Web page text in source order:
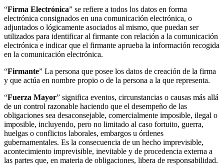
“Firma Electrónica” se refiere a todos los datos en forma
electrónica consignados en una comunicación electrónica, o
adjuntados o lógicamente asociados al mismo, que puedan ser
utilizados para identificar al firmante con relación a la comunicación
electrónica e indicar que el firmante aprueba la información recogida
en la comunicación electrónica.
“Firmante” La persona que posee los datos de creación de la firma
y que actúa en nombre propio o de la persona a la que representa.
“Fuerza Mayor” significa eventos, circunstancias o causas más allá
de un control razonable haciendo que el desempeño de las
obligaciones sea desaconsejable, comercialmente imposible, ilegal o
imposible, incluyendo, pero no limitado al caso fortuito, guerra,
huelgas o conflictos laborales, embargos u órdenes
gubernamentales. Es la consecuencia de un hecho imprevisible,
acontecimiento imprevisible, inevitable y de procedencia externa a
las partes que, en materia de obligaciones, libera de responsabilidad.